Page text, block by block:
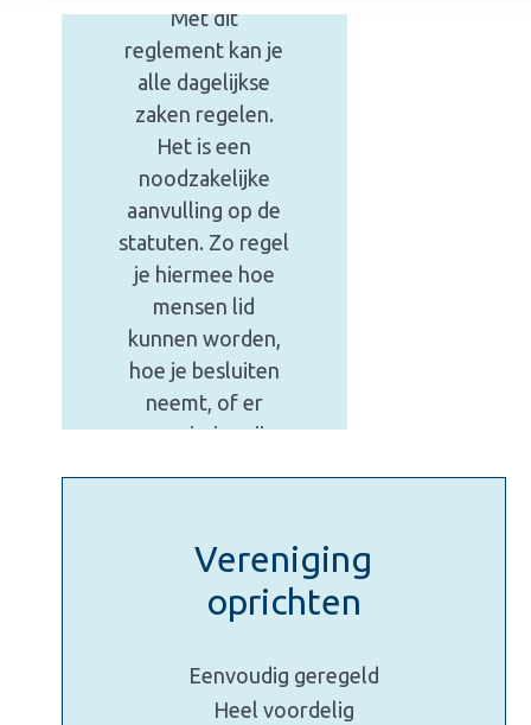
Met dit
reglement kan je
alle dagelijkse
zaken regelen.
Het is een
noodzakelijke
aanvulling op de
statuten. Zo regel
je hiermee hoe
mensen lid
kunnen worden,
hoe je besluiten
neemt, of er
commissies zijn
praktijk.
incl. BTW
Winkel nu
Vereniging
oprichten
Eenvoudig geregeld
Heel voordelig